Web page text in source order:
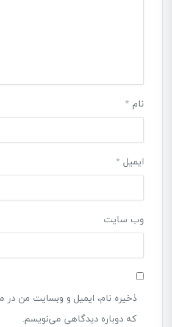
نام *
ایمیل *
وب‌ سایت
ذخیره نام، ایمیل و وبسایت من در
که دوباره دیدگاهی می‌نویسم.